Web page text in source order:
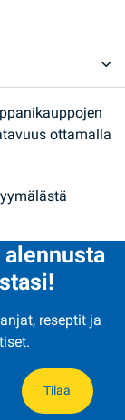
ottamalla
reseptit ja
Tilaa